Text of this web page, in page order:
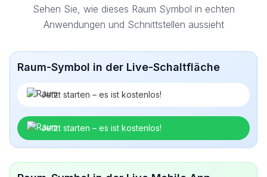
Sehen Sie, wie dieses Raum Symbol in echten
Anwendungen und Schnittstellen aussieht
Raum-Symbol in der Live-Schaltfläche
Jetzt starten – es ist kostenlos!
Jetzt starten – es ist kostenlos!